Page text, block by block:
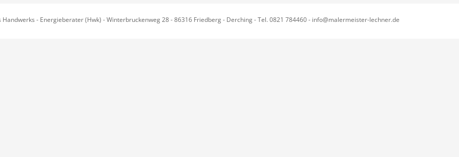
- Energieberater (Hwk) - Winterbruckenweg 28 - 86316 Friedberg - Derching - Tel. 0821 784460 - info@malermeister-lechner.de